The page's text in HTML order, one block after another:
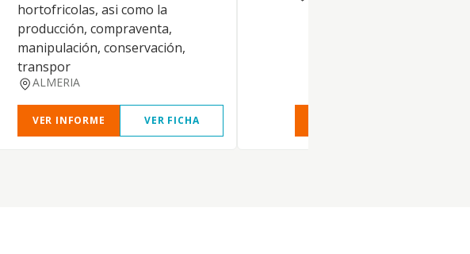
hortofricolas, asi como la
producción, compraventa,
manipulación, conservación,
transpor
ALMERIA
VER INFORME VER FICHA